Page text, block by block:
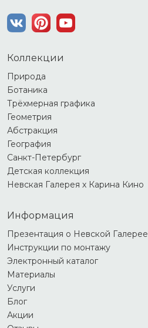
Коллекции
Природа
Ботаника
Трёхмерная графика
Геометрия
Абстракция
География
Санкт-Петербург
Детская коллекция
Невская Галерея х Карина Кино
Информация
Презентация о Невской Галерее
Инструкции по монтажу
Электронный каталог
Материалы
Услуги
Блог
Акции